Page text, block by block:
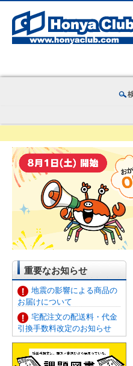
重要なお知らせ
地震の影響による商品の
お届けについて
宅配注文の配送料・代金
引換手数料改定のお知らせ